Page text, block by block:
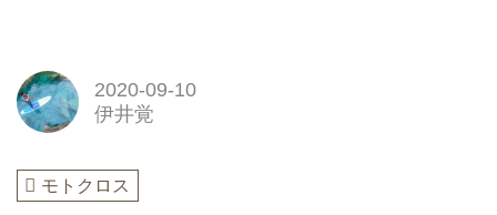
2020-09-10
伊井覚
モトクロス